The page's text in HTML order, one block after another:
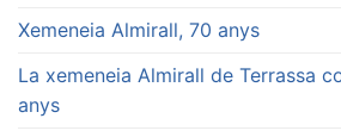
Xemeneia Almirall, 70 anys
La xemeneia Almirall de Terrassa
anys